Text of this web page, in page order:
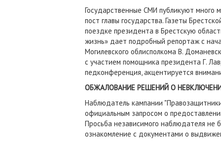
Государственные СМИ публикуют много
пост главы государства. Газеты
поездке президента в Брестскую
жизнь» дает подробный репортаж с
Могилевского облисполкома В.
с участием помощника президента Г.
педконференция, акцентируется
ОБЖАЛОВАНИЕ РЕШЕНИЙ О
Наблюдатель кампании
официальным запросом о
Просьба независимого наблюдателя не
ознакомление с документами о